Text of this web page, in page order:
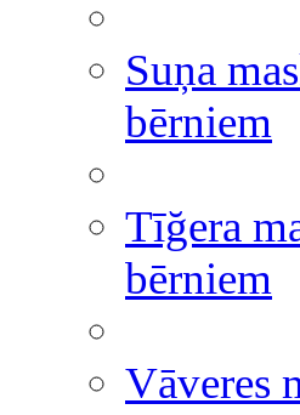
Suņa
bērniem
Tīğera
bērniem
Vāveres